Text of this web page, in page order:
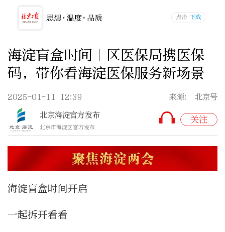
海淀盲盒时间｜区医保局携医保
码，带你看海淀医保服务新场景
2025-01-11 12:39
来源: 北京号
北京海淀官方发布
北京市海淀区官方发布
关注
海淀盲盒时间开启
一起拆开看看